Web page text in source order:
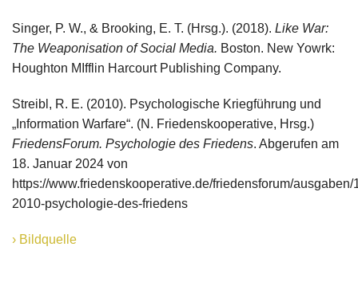
Singer, P. W., & Brooking, E. T. (Hrsg.). (2018). Like War:
The Weaponisation of Social Media. Boston. New Yowrk:
Houghton MIfflin Harcourt Publishing Company.
Streibl, R. E. (2010). Psychologische Kriegführung und
„Information Warfare“. (N. Friedenskooperative, Hrsg.)
FriedensForum. Psychologie des Friedens. Abgerufen am
18. Januar 2024 von
https://www.friedenskooperative.de/friedensforum/ausgaben/
2010-psychologie-des-friedens
Bildquelle